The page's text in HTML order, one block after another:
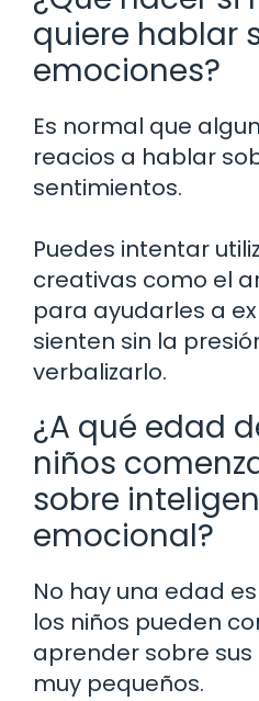
quiere hablar
emociones?
Es normal que
reacios a hablar
sentimientos.
Puedes intentar
creativas como el
para ayudarles a
sienten sin la
verbalizarlo.
¿A qué edad
niños
sobre
emocional?
No hay una edad
los niños pueden
aprender sobre
muy pequeños.